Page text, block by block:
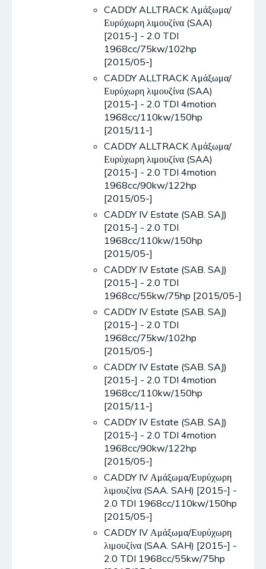
CADDY ALLTRACK Αμάξωμα/
Ευρύχωρη λιμουζίνα (SAA)
[2015-] - 2.0 TDI
1968cc/75kw/102hp
[2015/05-]
CADDY ALLTRACK Αμάξωμα/
Ευρύχωρη λιμουζίνα (SAA)
[2015-] - 2.0 TDI 4motion
1968cc/110kw/150hp
[2015/11-]
CADDY ALLTRACK Αμάξωμα/
Ευρύχωρη λιμουζίνα (SAA)
[2015-] - 2.0 TDI 4motion
1968cc/90kw/122hp
[2015/05-]
CADDY IV Estate (SAB. SAJ)
[2015-] - 2.0 TDI
1968cc/110kw/150hp
[2015/05-]
CADDY IV Estate (SAB. SAJ)
[2015-] - 2.0 TDI
1968cc/55kw/75hp [2015/05-]
CADDY IV Estate (SAB. SAJ)
[2015-] - 2.0 TDI
1968cc/75kw/102hp
[2015/05-]
CADDY IV Estate (SAB. SAJ)
[2015-] - 2.0 TDI 4motion
1968cc/110kw/150hp
[2015/11-]
CADDY IV Estate (SAB. SAJ)
[2015-] - 2.0 TDI 4motion
1968cc/90kw/122hp
[2015/05-]
CADDY IV Αμάξωμα/Ευρύχωρη
λιμουζίνα (SAA. SAH) [2015-] -
2.0 TDI 1968cc/110kw/150hp
[2015/05-]
CADDY IV Αμάξωμα/Ευρύχωρη
λιμουζίνα (SAA. SAH) [2015-] -
2.0 TDI 1968cc/55kw/75hp